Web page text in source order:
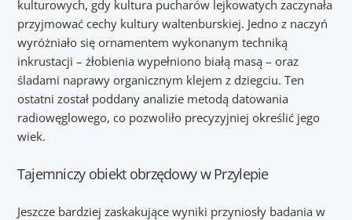
kulturowych, gdy kultura pucharów lejkowatych zaczynała
przyjmować cechy kultury waltenburskiej. Jedno z naczyń
wyróżniało się ornamentem wykonanym techniką
inkrustacji – żłobienia wypełniono białą masą – oraz
śladami naprawy organicznym klejem z dziegciu. Ten
ostatni został poddany analizie metodą datowania
radiowęglowego, co pozwoliło precyzyjniej określić jego
wiek.
Tajemniczy obiekt obrzędowy w Przylepie
Jeszcze bardziej zaskakujące wyniki przyniosły badania w